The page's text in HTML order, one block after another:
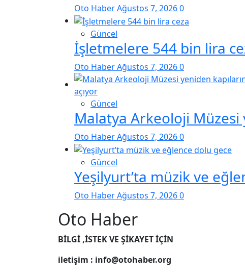
Oto HaberAğustos 7, 20260
Güncel
İşletmelere 544 bin lira
Oto HaberAğustos 7, 20260
Güncel
Malatya Arkeoloji Müzesi
Oto HaberAğustos 7, 20260
Güncel
Yeşilyurt’ta müzik ve
Oto HaberAğustos 7, 20260
Oto Haber
BİLGİ ,İSTEK VE ŞİKAYET İÇİN
iletişim : info@otohaber.org